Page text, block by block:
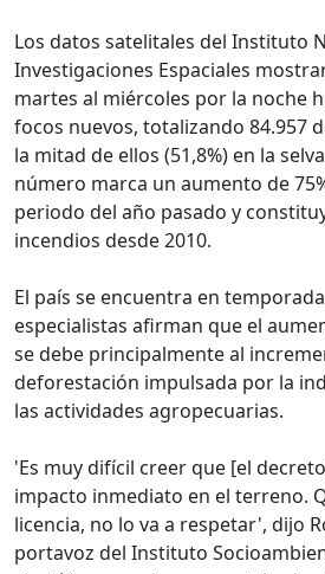
Los datos satelitales del Instituto
Investigaciones Espaciales
martes al miércoles por la noche
focos nuevos, totalizando 84.957
la mitad de ellos (51,8%) en la
número marca un aumento de
periodo del año pasado y
incendios desde 2010.
El país se encuentra en
especialistas afirman que el
se debe principalmente al
deforestación impulsada por la
las actividades agropecuarias.
'Es muy difícil creer que [el
impacto inmediato en el terreno.
licencia, no lo va a respetar', dijo
portavoz del Instituto